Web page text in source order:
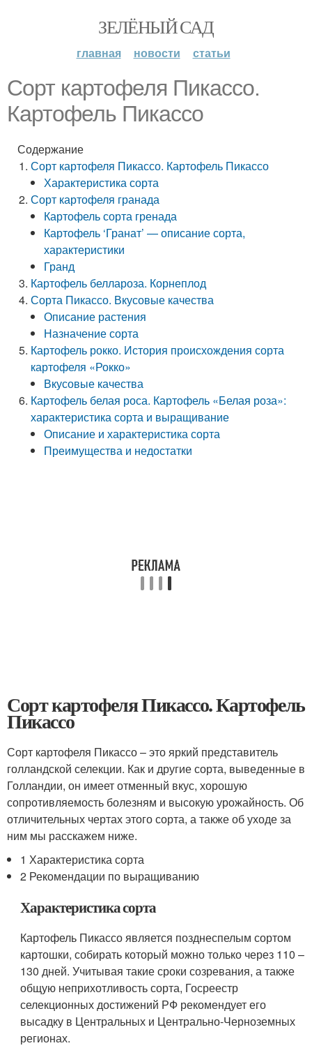
ЗЕЛЁНЫЙ САД
главная новости статьи
Сорт картофеля Пикассо.
Картофель Пикассо
Содержание
Сорт картофеля Пикассо. Картофель Пикассо
Характеристика сорта
Сорт картофеля гранада
Картофель сорта гренада
Картофель ‘Гранат’ — описание сорта,
характеристики
Гранд
Картофель беллароза. Корнеплод
Сорта Пикассо. Вкусовые качества
Описание растения
Назначение сорта
Картофель рокко. История происхождения сорта
картофеля «Рокко»
Вкусовые качества
Картофель белая роса. Картофель «Белая роза»:
характеристика сорта и выращивание
Описание и характеристика сорта
Преимущества и недостатки
Сорт картофеля Пикассо. Картофель
Пикассо
Сорт картофеля Пикассо – это яркий представитель
голландской селекции. Как и другие сорта, выведенные в
Голландии, он имеет отменный вкус, хорошую
сопротивляемость болезням и высокую урожайность. Об
отличительных чертах этого сорта, а также об уходе за
ним мы расскажем ниже.
1 Характеристика сорта
2 Рекомендации по выращиванию
Характеристика сорта
Картофель Пикассо является позднеспелым сортом
картошки, собирать который можно только через 110 –
130 дней. Учитывая такие сроки созревания, а также
общую неприхотливость сорта, Госреестр
селекционных достижений РФ рекомендует его
высадку в Центральных и Центрально-Черноземных
регионах.